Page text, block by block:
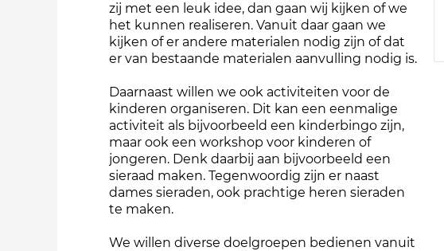
zij met een leuk idee, dan gaan wij kijken of we
het kunnen realiseren. Vanuit daar gaan we
kijken of er andere materialen nodig zijn of dat
er van bestaande materialen aanvulling nodig is.
Daarnaast willen we ook activiteiten voor de
kinderen organiseren. Dit kan een eenmalige
activiteit als bijvoorbeeld een kinderbingo zijn,
maar ook een workshop voor kinderen of
jongeren. Denk daarbij aan bijvoorbeeld een
sieraad maken. Tegenwoordig zijn er naast
dames sieraden, ook prachtige heren sieraden
te maken.
We willen diverse doelgroepen bedienen vanuit